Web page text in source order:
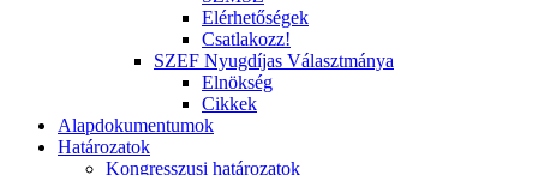
Elérhetőségek
Csatlakozz!
SZEF Nyugdíjas Választmánya
Elnökség
Cikkek
Alapdokumentumok
Határozatok
Kongresszusi határozatok